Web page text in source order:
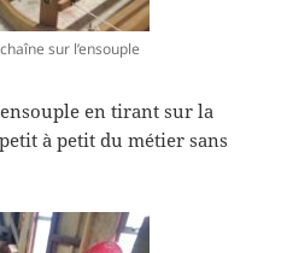
sur l’ensouple
en tirant sur la
à petit du métier sans